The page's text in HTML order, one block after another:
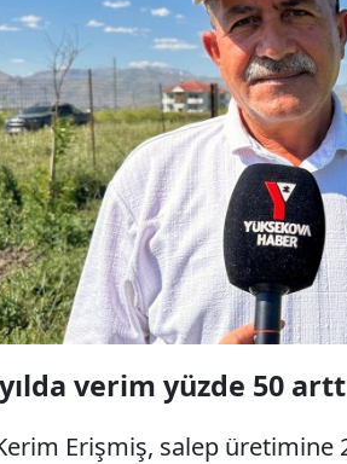
verim yüzde 50
Erişmiş, salep üretimine